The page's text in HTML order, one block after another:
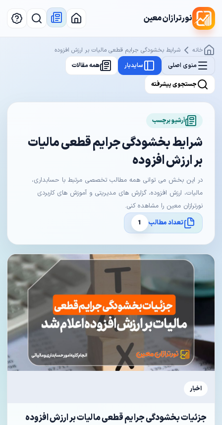
نورترازان معین
خانه
شرایط بخشودگی جرایم قطعی مالیات بر ارزش افزوده
منوی اصلی
سایدبار همه مقالات
جستجوی پیشرفته
آرشیو برچسب
شرایط بخشودگی جرایم قطعی مالیات
بر ارزش افزوده
در این بخش می توانی همه مطالب تخصصی مرتبط با حسابداری،
مالیات، ارزش افزوده، گزارش های مدیریتی و آموزش های کاربردی
نورترازان معین را مشاهده کنی.
تعداد مطالب
1
اخبار
جزئیات بخشودگی جرایم قطعی مالیات بر ارزش افزوده